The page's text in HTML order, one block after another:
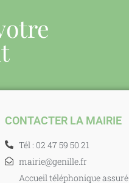
CONTACTER LA MAIRIE
Tél : 02 47 59 50 21
mairie@genille.fr
Accueil téléphonique assuré